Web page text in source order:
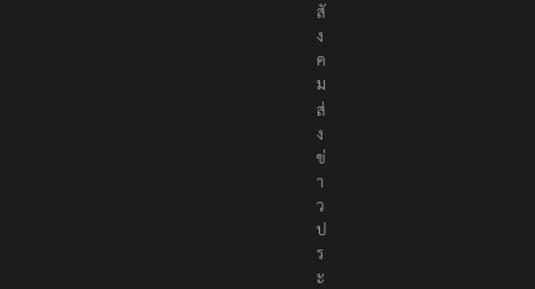
สั
ง
ค
ม
ส่
ง
ข่
า
ว
ป
ร
ะ